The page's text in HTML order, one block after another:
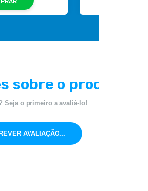
sobre o produto
Seja o primeiro a avaliá-lo!
AVALIAÇÃO...